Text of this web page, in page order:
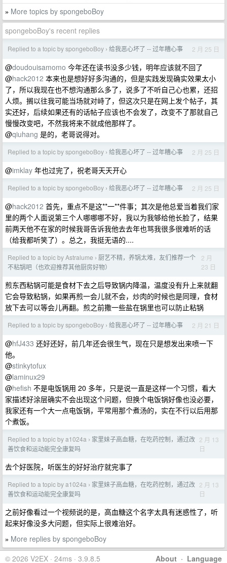
» More topics by spongeboBoy
spongeboBoy's recent replies
Replied to a topic by spongeboBoy › 给我恶心坏了 -- 过年糟心事 2 月 25 日
@doudouisamomo 今年还在读书没多少钱，明年应该就不回了
@hack2012 本来也是想好好多沟通的，但是实践发现确实效果太小
了，所以我现在也不想沟通那么多了，说多了不听自己心也累，还招
人烦。搁以往我可能当场就对峙了，但这次只是在网上发个帖子，其
实还好，后续如果还有的话帖子应该也不会发了，改变不了那就自己
慢慢改变吧，不然我将来不就成他那样了。
@qiuhang 是的，老哥说得对。
Replied to a topic by spongeboBoy › 给我恶心坏了 -- 过年糟心事 2 月 25 日
@imklay 年也过完了，祝老哥天天开心
Replied to a topic by spongeboBoy › 给我恶心坏了 -- 过年糟心事 2 月 25 日
@hack2012 首先，重点不是这**一**件事；其次是他总爱当着我们家
里的两个人面说第三个人哪哪哪不好，我以为我够给他长脸了，结果
前两天他不在家的时候我哥告诉我他去去年也骂我很多很难听的话
（给我都听笑了）。总之，我挺无语的....
Replied to a topic by Astralume › 厨艺不精，养锅太难，友们推荐一个
不粘锅吧（也欢迎推荐其他厨房好物）
2 月
23 日
煎东西粘锅可能是食材下去之后导致锅内降温，温度没有升上来就翻
它会导致粘锅，如果再煎一会儿就不会，炒肉的时候也是同理，食材
放下去可以等会儿再翻。煎之前撒一些盐在锅里也可以防止粘锅
Replied to a topic by spongeboBoy › 给我恶心坏了 -- 过年糟心事 2 月 21 日
@hfJ433 还好还好，前几年还会很生气，现在只是想发出来喷一下
他。
@stinkytofux
@laminux29
@hefish 不是电饭锅用 20 多年，只是说一直是这样一个习惯，看大
家描述好涂层确实不会出现这个问题，但换个电饭锅好像也没必要，
我家还有一个大一点电饭锅，平常用那个煮汤的，实在不行以后用那
个煮饭。
Replied to a topic by a1024a › 家里妹子高血糖，在吃药控制，通过改
善饮食和运动能完全康复吗
2 月 13
日
去个好医院，听医生的好好治疗就完事了
Replied to a topic by a1024a › 家里妹子高血糖，在吃药控制，通过改
善饮食和运动能完全康复吗
2 月 13
日
之前好像看过一个视频说的是，高血糖这个名字太具有迷惑性了，听
起来好像没多大问题，但实际上很难治好。
» More replies by spongeboBoy
About · Language
© 2026 V2EX · 24ms · 3.9.8.5